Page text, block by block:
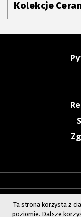
Kolekcje
Ta strona korzysta z
poziomie. Dalsze